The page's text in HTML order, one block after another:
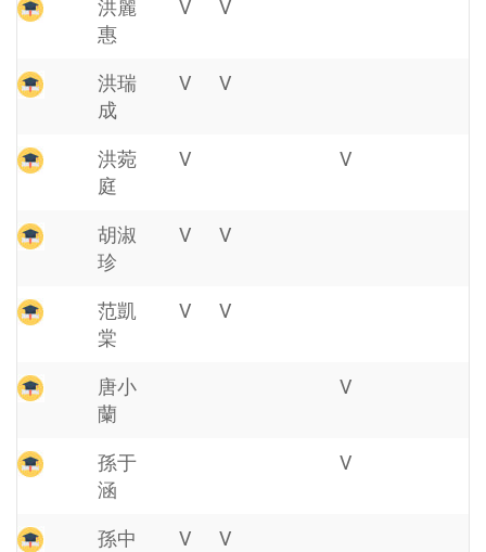
洪麗
惠
V V
洪瑞
成
V V
洪菀
庭
V V
胡淑
珍
V V
范凱
棠
V V
唐小
蘭
V
孫于
涵
V
孫中
V V